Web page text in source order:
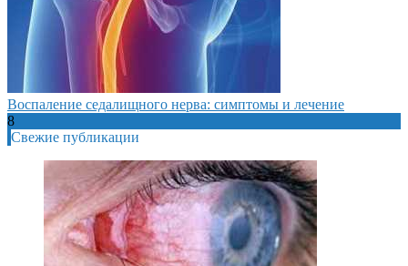
Воспаление седалищного нерва: симптомы и лечение
8
Свежие публикации